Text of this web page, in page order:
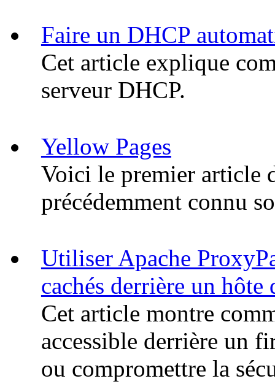
Faire un DHCP
Cet article explique
serveur DHCP.
Yellow Pages
Voici le premier article
précédemment connu
Utiliser Apache
cachés derrière un hôte
Cet article montre
accessible derrière un
ou compromettre la